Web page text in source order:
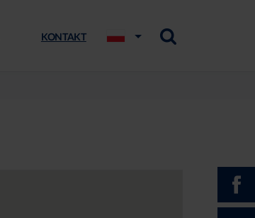
KONTAKT